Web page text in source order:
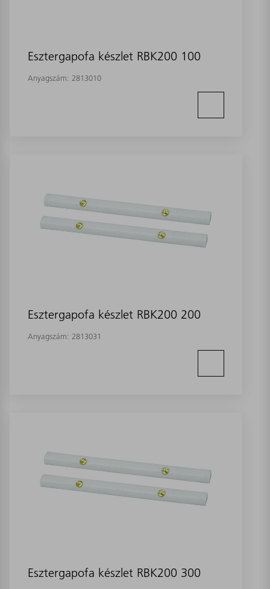
Esztergapofa készlet RBK200 100
Anyagszám: 2813010
Esztergapofa készlet RBK200 200
Anyagszám: 2813031
Esztergapofa készlet RBK200 300